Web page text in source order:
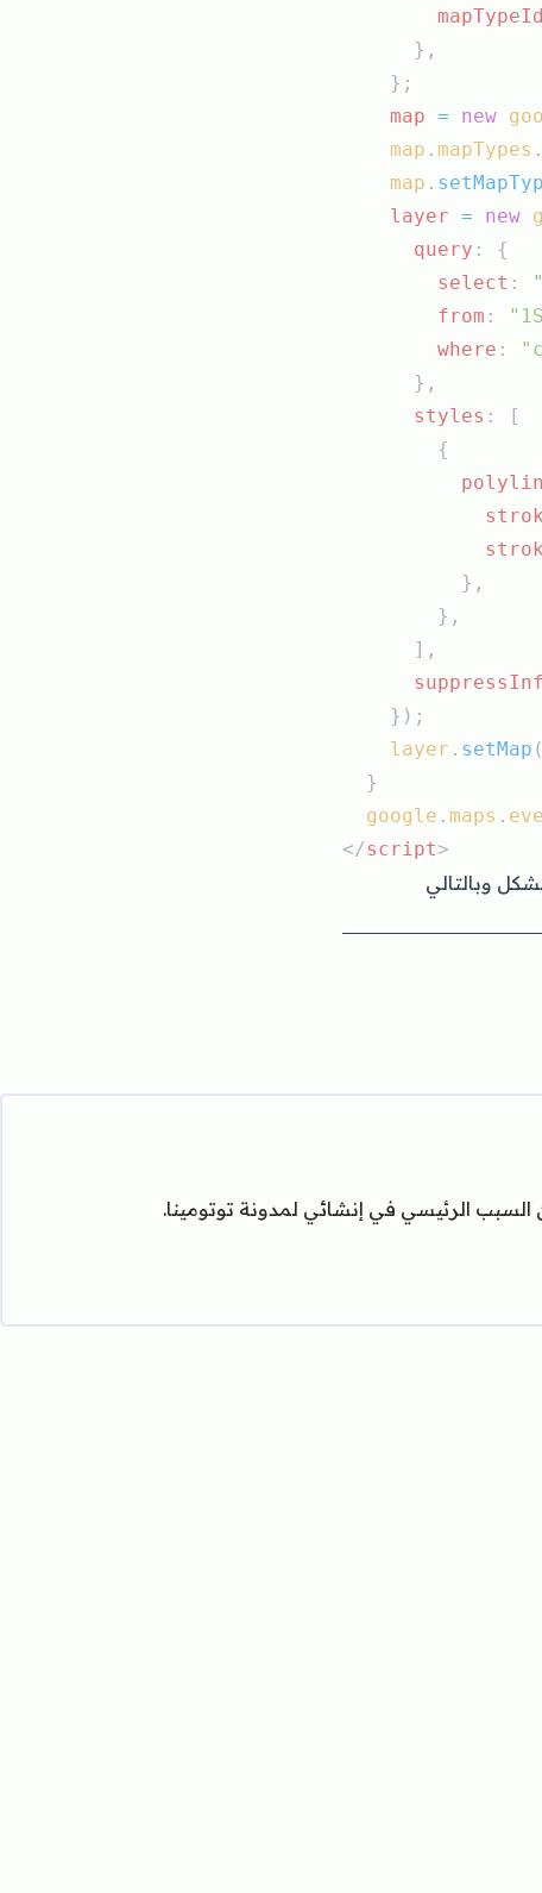
      },
    };
map = new
map . mapTypes .
map .
layer = new
query : {
select :
from :
where :
      },
styles : [
        {
          },
        },
      ],
    });
layer . setMap (
  }
google . maps .
</script>
وبالتالي
الرئيسي في إنشائي لمدونة توتومينا.